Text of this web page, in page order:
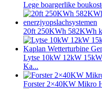
Lege boargerlike
20ft 250KWh 582KWh
Lytse 10kW 12kW
Ka...
Forster 2×40KW Mikro